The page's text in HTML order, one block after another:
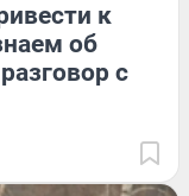
к
об
с